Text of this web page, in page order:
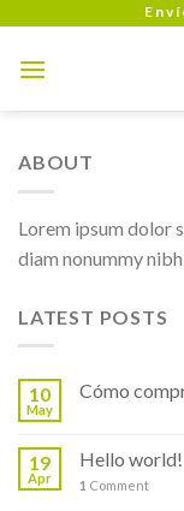
content
ABOUT
Lorem ipsum dolor
diam nonummy
LATEST POSTS
10
May
Cómo
19
Apr
Hello world!
1 Comment